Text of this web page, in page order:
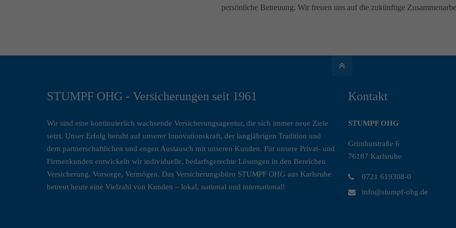
persönliche Betreuung. Wir freuen uns auf die zukünftige
STUMPF OHG - Versicherungen seit 1961
Wir sind eine kontinuierlich wachsende Versicherungsagentur, die sich immer neue Ziele
setzt. Unser Erfolg beruht auf unserer Innovationskraft, der langjährigen Tradition und
dem partnerschaftlichen und engen Austausch mit unseren Kunden. Für unsere Privat- und
Firmenkunden entwickeln wir individuelle, bedarfsgerechte Lösungen in den Bereichen
Versicherung, Vorsorge, Vermögen. Das Versicherungsbüro STUMPF OHG aus Karlsruhe
betreut heute eine Vielzahl von Kunden – lokal, national und international!
Kontakt
STUMPF OHG
Grünhutstraße 6
76187 Karlsruhe
0721 619308-0
info@stumpf-ohg.de